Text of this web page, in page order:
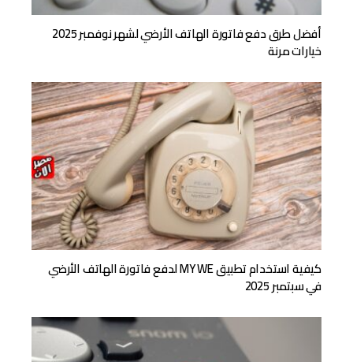
أفضل طرق دفع فاتورة الهاتف الأرضي لشهر نوفمبر 2025
خيارات مرنة
كيفية استخدام تطبيق MY WE لدفع فاتورة الهاتف الأرضي
في سبتمبر 2025